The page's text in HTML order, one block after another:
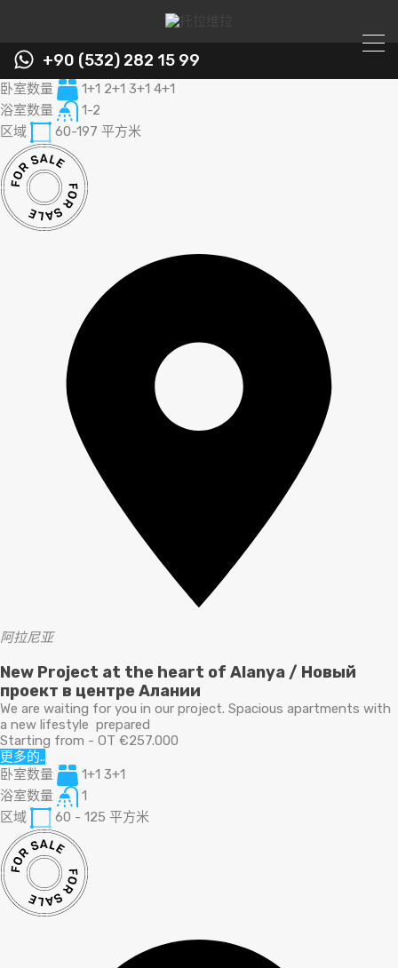
+90 (532) 282 15 99
卧室数量
1+1 2+1 3+1 4+1
浴室数量
1-2
区域
60-197 平方米
阿拉尼亚
New Project at the heart of Alanya / Новый
проект в центре Алании
We are waiting for you in our project. Spacious apartments with
a new lifestyle prepared
Starting from - OT €257.000
更多的..
卧室数量
1+1 3+1
浴室数量
1
区域
60 - 125 平方米